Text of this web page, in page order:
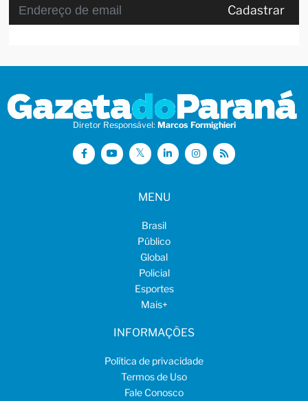
Cadastrar
Diretor Responsável: Marcos Formighieri
MENU
Brasil
Público
Global
Policial
Esportes
Mais+
INFORMAÇÕES
Política de privacidade
Termos de Uso
Fale Conosco